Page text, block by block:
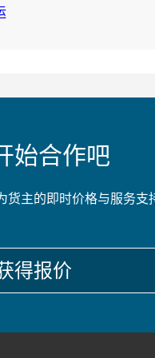
始合作吧
货主的即时价格与服务支
得报价